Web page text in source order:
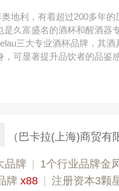
地利，有着超过200多年
久富盛名的酒杯和醒酒器
三大专业酒杯品牌，其
，可显著提升品饮者的品鉴
（巴卡拉(上海)商贸有
品牌 1个行业品牌金
牌 x88 注册资本3颗